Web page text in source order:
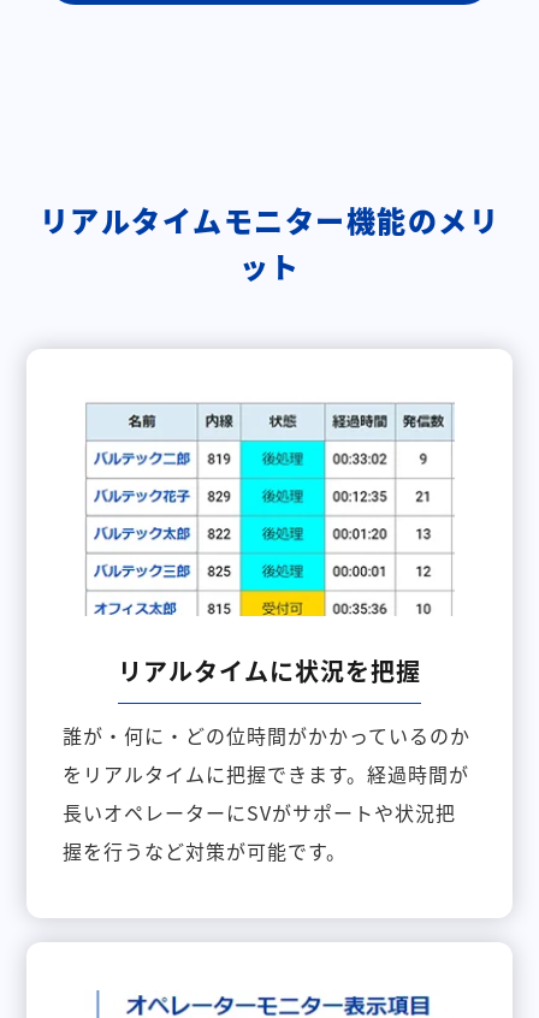
リアルタイムモニター機能のメリ
ット
リアルタイムに状況を把握
誰が・何に・どの位時間がかかっているのか
をリアルタイムに把握できます。経過時間が
長いオペレーターにSVがサポートや状況把
握を行うなど対策が可能です。